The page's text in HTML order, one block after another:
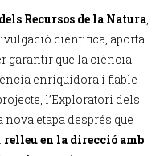
Recursos de la Natura,
científica, aporta
garantir que la ciència
enriquidora i fiable
l’Exploratori dels
etapa després que
relleu en la direcció amb